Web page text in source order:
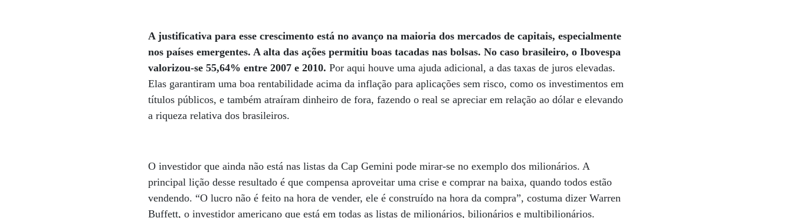
A justificativa para esse crescimento está no avanço na maioria dos mercados de capitais, especialmente
nos países emergentes. A alta das ações permitiu boas tacadas nas bolsas. No caso brasileiro, o Ibovespa
valorizou-se 55,64% entre 2007 e 2010.Por aqui houve uma ajuda adicional, a das taxas de juros elevadas.
Elas garantiram uma boa rentabilidade acima da inflação para aplicações sem risco, como os investimentos em
títulos públicos, e também atraíram dinheiro de fora, fazendo o real se apreciar em relação ao dólar e elevando
a riqueza relativa dos brasileiros.
O investidor que ainda não está nas listas da Cap Gemini pode mirar-se no exemplo dos milionários. A
principal lição desse resultado é que compensa aproveitar uma crise e comprar na baixa, quando todos estão
vendendo. “O lucro não é feito na hora de vender, ele é construído na hora da compra”, costuma dizer Warren
Buffett, o investidor americano que está em todas as listas de milionários, bilionários e multibilionários.